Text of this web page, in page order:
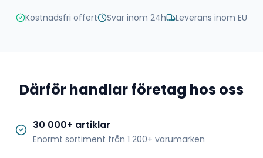
Kostnadsfri offert Svar inom 24h Leverans inom EU
Därför handlar företag hos oss
30 000+ artiklar
Enormt sortiment från 1 200+ varumärken